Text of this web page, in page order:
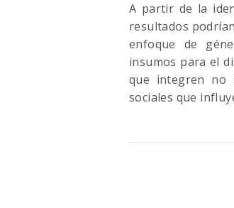
A partir de la
resultados
enfoque de
insumos para el
que integren no
sociales que